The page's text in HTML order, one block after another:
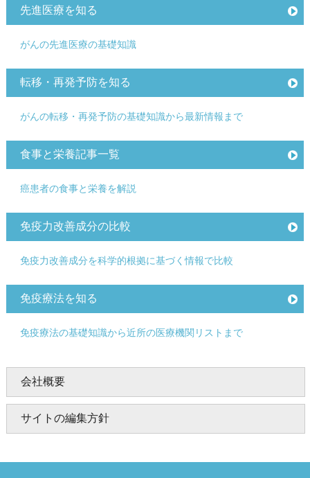
先進医療を知る
がんの先進医療の基礎知識
転移・再発予防を知る
がんの転移・再発予防の基礎知識から最新情報まで
食事と栄養記事一覧
癌患者の食事と栄養を解説
免疫力改善成分の比較
免疫力改善成分を科学的根拠に基づく情報で比較
免疫療法を知る
免疫療法の基礎知識から近所の医療機関リストまで
会社概要
サイトの編集方針